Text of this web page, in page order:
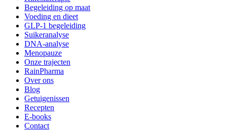
Begeleiding op maat
Voeding en dieet
GLP-1 begeleiding
Suikeranalyse
DNA-analyse
Menopauze
Onze trajecten
RainPharma
Over ons
Blog
Getuigenissen
Recepten
E-books
Contact